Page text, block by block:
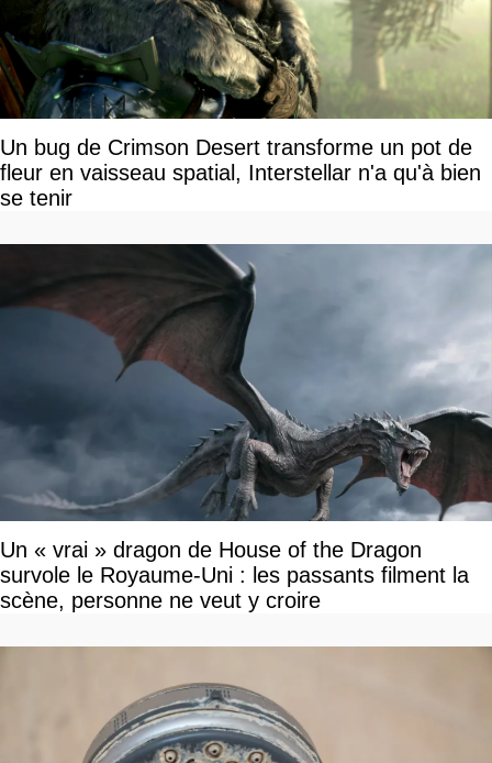
Un bug de Crimson Desert transforme un pot de
fleur en vaisseau spatial, Interstellar n'a qu'à bien
se tenir
Un « vrai » dragon de House of the Dragon
survole le Royaume-Uni : les passants filment la
scène, personne ne veut y croire